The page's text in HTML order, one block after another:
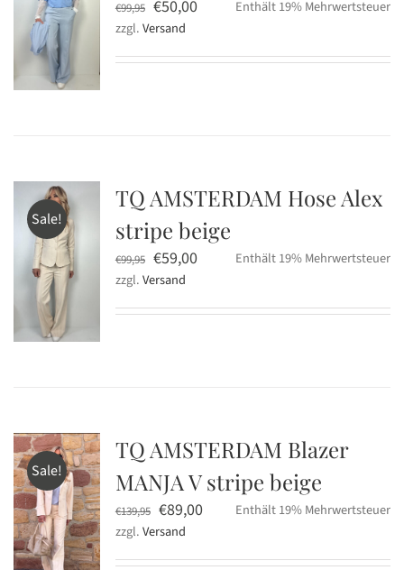
€99,95 Ursprünglicher
Preis
war:
€50,00Aktueller
ist:
Enthält 19% Mehrwertsteuer
zzgl.Versand
Sale!
TQ AMSTERDAM Hose Alex
stripe beige
€99,95 Ursprünglicher
Preis
war:
€59,00Aktueller
ist:
Enthält 19% Mehrwertsteuer
zzgl.Versand
Sale!
TQ AMSTERDAM Blazer
MANJA V stripe beige
€139,95 Ursprünglicher
Preis
war:
€89,00Aktueller
ist:
Enthält 19% Mehrwertsteuer
zzgl.Versand